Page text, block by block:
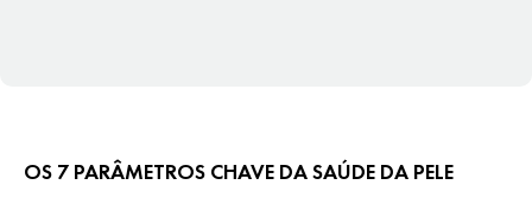
OS 7 PARÂMETROS CHAVE DA SAÚDE DA PELE